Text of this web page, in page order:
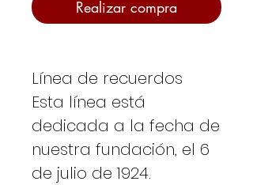
Realizar compra
Línea de recuerdos
Esta línea está
dedicada a la fecha de
nuestra fundación, el 6
de julio de 1924.